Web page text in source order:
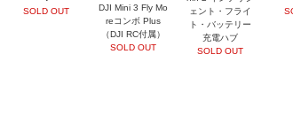
SOLD OUT
DJI Mini 3 Fly Mo
reコンボ Plus
（DJI RC付属）
SOLD OUT
ェント・フライ
ト・バッテリー
充電ハブ
SOLD OUT